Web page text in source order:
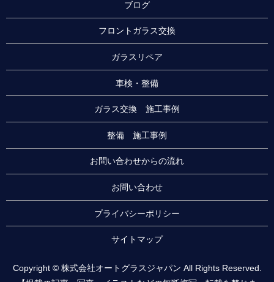
ブログ
フロントガラス交換
ガラスリペア
車検・整備
ガラス交換 施工事例
整備 施工事例
お問い合わせからの流れ
お問い合わせ
プライバシーポリシー
サイトマップ
Copyright © 株式会社オートグラスジャパン All Rights Reserved.